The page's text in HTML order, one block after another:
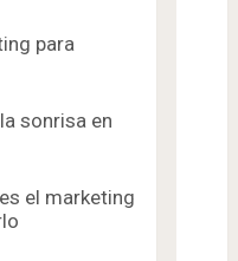
para
sonrisa en
el marketing